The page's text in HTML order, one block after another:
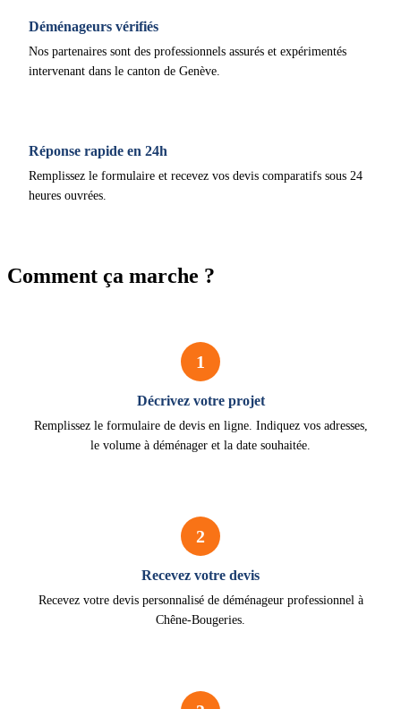
Déménageurs vérifiés
Nos partenaires sont des professionnels assurés et expérimentés
intervenant dans le canton de Genève.
Réponse rapide en 24h
Remplissez le formulaire et recevez vos devis comparatifs sous 24
heures ouvrées.
Comment ça marche ?
1
Décrivez votre projet
Remplissez le formulaire de devis en ligne. Indiquez vos adresses,
le volume à déménager et la date souhaitée.
2
Recevez votre devis
Recevez votre devis personnalisé de déménageur professionnel à
Chêne-Bougeries.